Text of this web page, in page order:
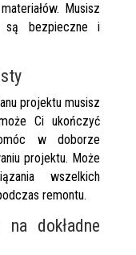
Musisz
są bezpieczne i
projektu musisz
Ci ukończyć
w doborze
projektu. Może
wszelkich
remontu.
dokładne